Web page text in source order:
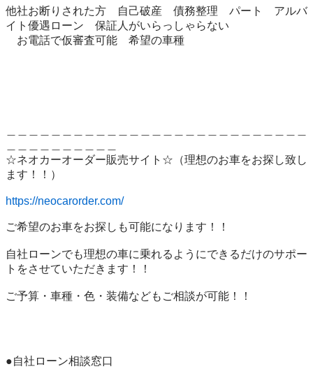
他社お断りされた方　自己破産　債務整理　パート　アルバ
イト優遇ローン　保証人がいらっしゃらない
お電話で仮審査可能　希望の車種
☆ネオカーオーダー販売サイト☆（理想のお車をお探し致し
ます！！）
https://neocarorder.com/
ご希望のお車をお探しも可能になります！！
自社ローンでも理想の車に乗れるようにできるだけのサポー
トをさせていただきます！！
ご予算・車種・色・装備などもご相談が可能！！
●自社ローン相談窓口